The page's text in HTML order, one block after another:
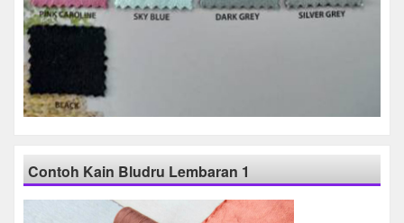
Contoh Kain Bludru Lembaran 1